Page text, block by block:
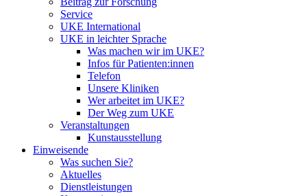
Service
UKE International
UKE in leichter Sprache
Was machen wir im UKE?
Infos für Patienten:innen
Telefon
Unsere Kliniken
Wer arbeitet im UKE?
Der Weg zum UKE
Veranstaltungen
Kunstausstellung
Einweisende
Was suchen Sie?
Aktuelles
Dienstleistungen